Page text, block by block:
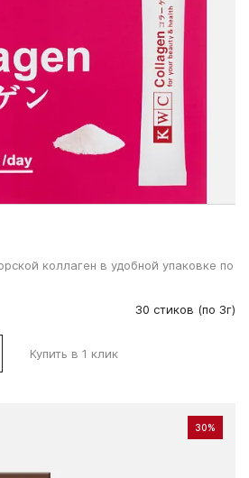
коллаген в удобной упаковке по
30 стиков (по 3г)
Купить в 1 клик
30%